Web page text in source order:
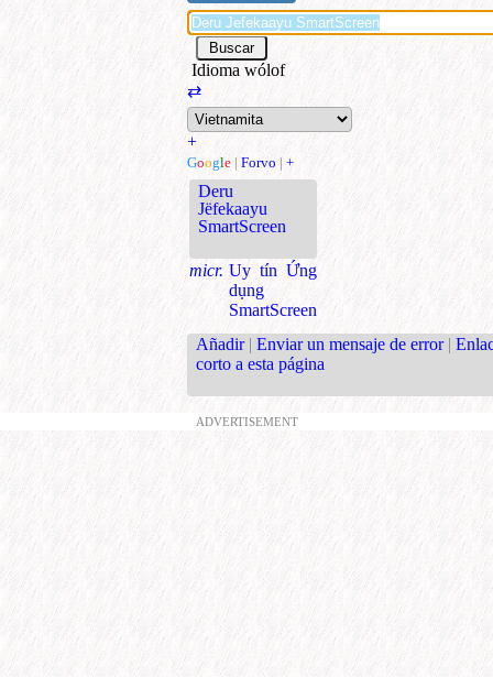
Idioma wólof
⇄
+
Google | Forvo | +
Deru
Jëfekaayu
SmartScreen
micr. Uy tín Ứng
dụng
SmartScreen
Añadir | Enviar un mensaje de error |
corto a esta página
ADVERTISEMENT